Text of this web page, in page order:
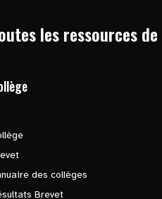
les ressources de
des collèges
Brevet